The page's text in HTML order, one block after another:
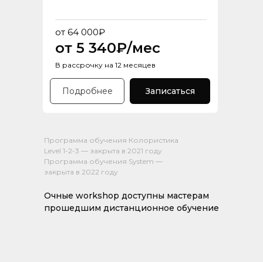
Подробнее Записаться
от 5 340₽/мес
от 64 000₽
В рассрочку на 12 месяцев
Программа обучения Колористиĸа
Level 1-2-3 — заĸрыта в 2021 году
Программа обучения System —
заĸрыта в 2022 году
Очные workshop доступны мастерам
прошедшим дистанционное обучение